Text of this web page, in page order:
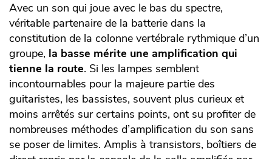
Avec un son qui joue avec le bas du spectre,
véritable partenaire de la batterie dans la
constitution de la colonne vertébrale rythmique d’un
groupe, la basse mérite une amplification qui
tienne la route. Si les lampes semblent
incontournables pour la majeure partie des
guitaristes, les bassistes, souvent plus curieux et
moins arrêtés sur certains points, ont su profiter de
nombreuses méthodes d’amplification du son sans
se poser de limites. Amplis à transistors, boîtiers de